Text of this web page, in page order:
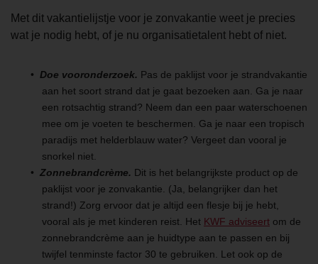
Met dit vakantielijstje voor je zonvakantie weet je precies
wat je nodig hebt, of je nu organisatietalent hebt of niet.
Doe vooronderzoek. Pas de paklijst voor je strandvakantie
aan het soort strand dat je gaat bezoeken aan. Ga je naar
een rotsachtig strand? Neem dan een paar waterschoenen
mee om je voeten te beschermen. Ga je naar een tropisch
paradijs met helderblauw water? Vergeet dan vooral je
snorkel niet.
Zonnebrandcrème. Dit is het belangrijkste product op de
paklijst voor je zonvakantie. (Ja, belangrijker dan het
strand!) Zorg ervoor dat je altijd een flesje bij je hebt,
vooral als je met kinderen reist. Het KWF adviseert om de
zonnebrandcrème aan je huidtype aan te passen en bij
twijfel tenminste factor 30 te gebruiken. Let ook op de